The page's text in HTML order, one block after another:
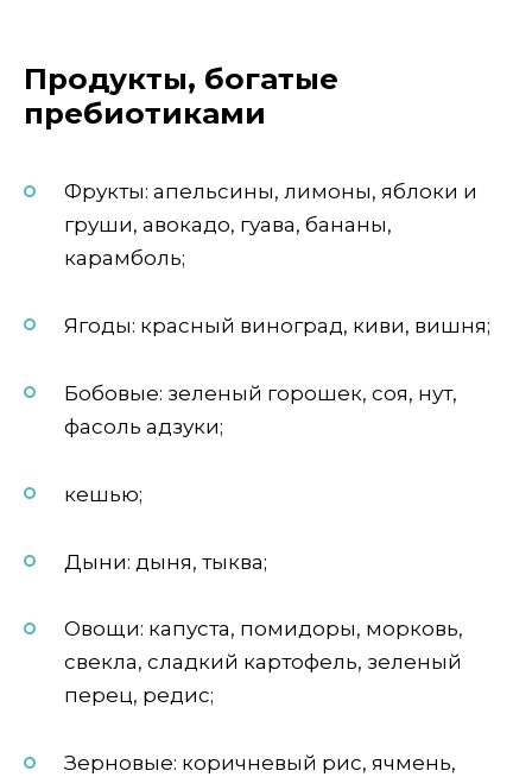
Продукты, богатые
пребиотиками
Фрукты: апельсины, лимоны, яблоки и
груши, авокадо, гуава, бананы,
карамболь;
Ягоды: красный виноград, киви, вишня;
Бобовые: зеленый горошек, соя, нут,
фасоль адзуки;
кешью;
Дыни: дыня, тыква;
Овощи: капуста, помидоры, морковь,
свекла, сладкий картофель, зеленый
перец, редис;
Зерновые: коричневый рис, ячмень,